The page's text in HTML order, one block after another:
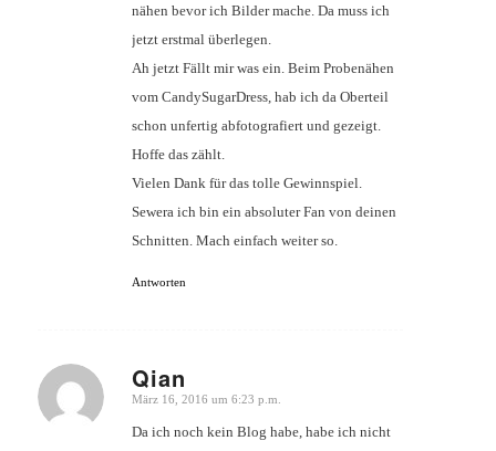
nähen bevor ich Bilder mache. Da muss ich
jetzt erstmal überlegen.
Ah jetzt Fällt mir was ein. Beim Probenähen
vom CandySugarDress, hab ich da Oberteil
schon unfertig abfotografiert und gezeigt.
Hoffe das zählt.
Vielen Dank für das tolle Gewinnspiel.
Sewera ich bin ein absoluter Fan von deinen
Schnitten. Mach einfach weiter so.
Antworten
Qian
sagte:
März 16, 2016 um 6:23 p.m.
Da ich noch kein Blog habe, habe ich nicht